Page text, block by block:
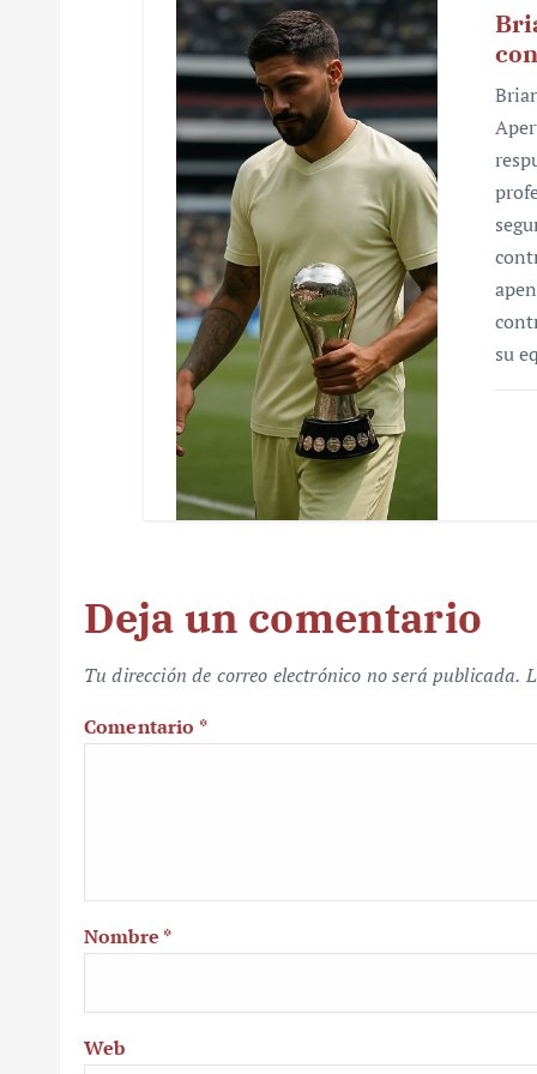
su
Deja un comentario
Tu dirección de correo electrónico no será publicada.
Comentario *
Nombre *
Web